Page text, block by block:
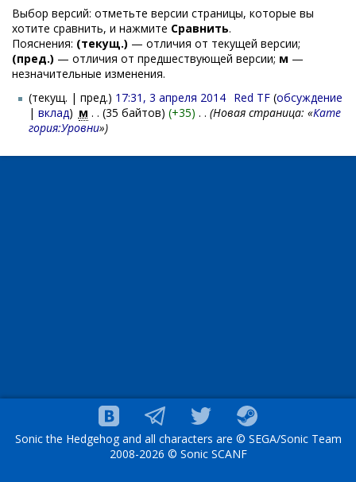
Выбор версий: отметьте версии страницы, которые вы
хотите сравнить, и нажмите Сравнить.
Пояснения: (текущ.) — отличия от текущей версии;
(пред.) — отличия от предшествующей версии; м —
незначительные изменения.
(текущ. | пред.) 17:31, 3 апреля 2014 Red TF (обсуждение
| вклад) м . . (35 байтов) (+35) . . (Новая страница: «Кате
гория:Уровни»)
Sonic the Hedgehog and all characters are © SEGA/Sonic Team
2008-2026 © Sonic SCANF